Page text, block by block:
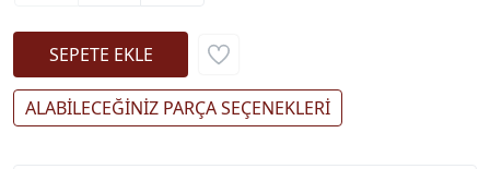
ALABİLECEĞİNİZ PARÇA SEÇENEKLERİ